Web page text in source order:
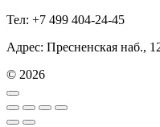
Тел: +7 499 404-24-45
Адрес: Пресненская наб.,
© 2026